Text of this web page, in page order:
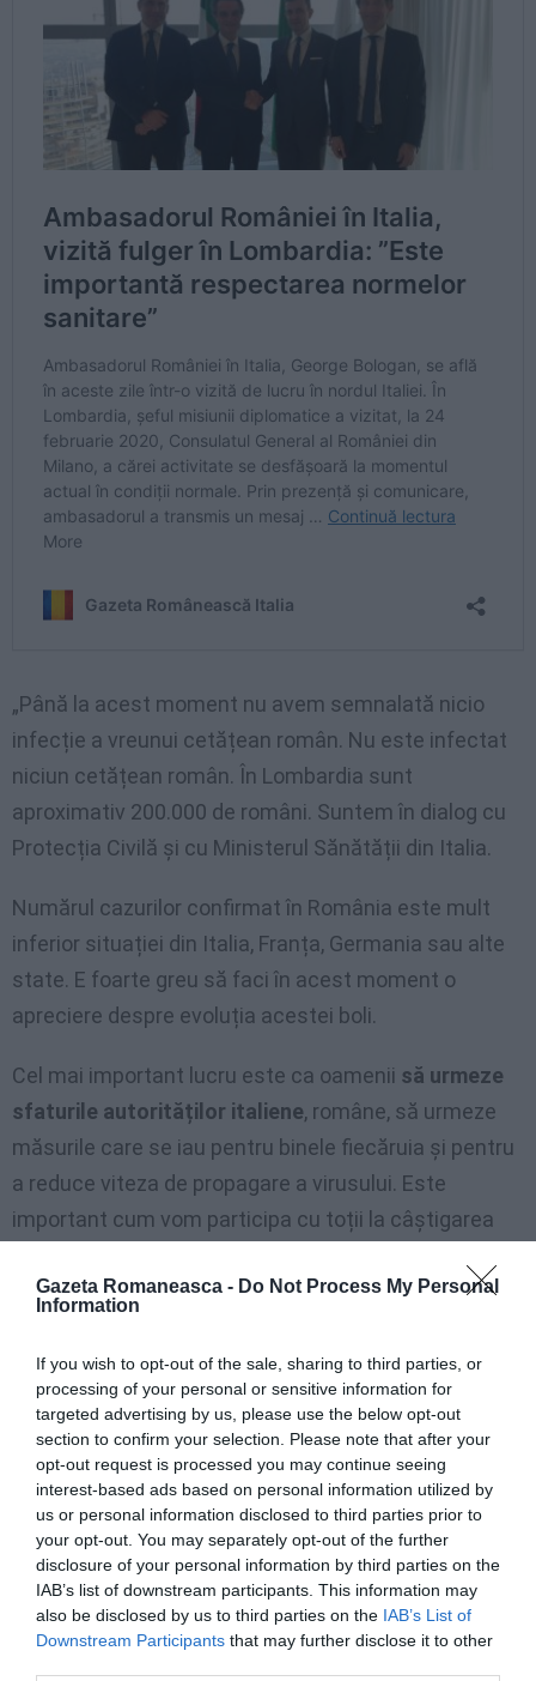
Gazeta Romaneasca - Do Not Process My Personal
Information
If you wish to opt-out of the sale, sharing to third parties, or
processing of your personal or sensitive information for
targeted advertising by us, please use the below opt-out
section to confirm your selection. Please note that after your
opt-out request is processed you may continue seeing
interest-based ads based on personal information utilized by
us or personal information disclosed to third parties prior to
your opt-out. You may separately opt-out of the further
disclosure of your personal information by third parties on the
IAB’s list of downstream participants. This information may
also be disclosed by us to third parties on the IAB’s List of
Downstream Participants that may further disclose it to other
„Până la acest moment nu avem semnalată nicio
infecție a vreunui cetățean român. Nu este infectat
niciun cetățean român. În Lombardia sunt
aproximativ 200.000 de români. Suntem în dialog cu
Protecția Civilă și cu Ministerul Sănătății din Italia.
Numărul cazurilor confirmat în România este mult
inferior situației din Italia, Franța, Germania sau alte
state. E foarte greu să faci în acest moment o
apreciere despre evoluția acestei boli.
Cel mai important lucru este ca oamenii să urmeze
sfaturile autorităților italiene, române, să urmeze
măsurile care se iau pentru binele fiecăruia și pentru
a reduce viteza de propagare a virusului. Este
important cum vom participa cu toții la câștigarea
în acest moment trebuie să le punem mai mult în
Sănătatea este importantă pentru fiecare persoană,
națiuni, pentru toți cetățenii UE. Dacă ne unim forțele
și investim mai mult în Uniunea Europeană, în
cercetare, probabil astfel de situații vor putea mult
mai ușor gestionate. Am încredere în măsurile pe
care le ia statul român prin instituțiile care sunt cele
mai în măsură să o facă.